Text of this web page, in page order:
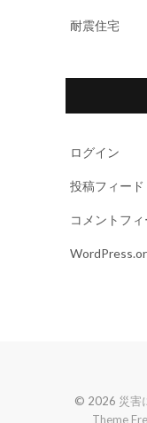
耐震住宅
ログイン
投稿フィード
コメントフィ
© 2026 災害
Theme